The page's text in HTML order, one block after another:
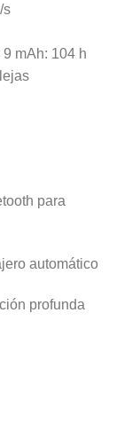
s
mAh: 104 h
para
automático
profunda